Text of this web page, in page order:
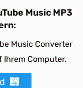
Music MP3
Music Converter
Computer.